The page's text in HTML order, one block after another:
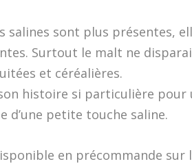
salines sont plus présentes,
Surtout le malt ne
et céréalières.
histoire si particulière pour
d’une petite touche saline.
en précommande sur